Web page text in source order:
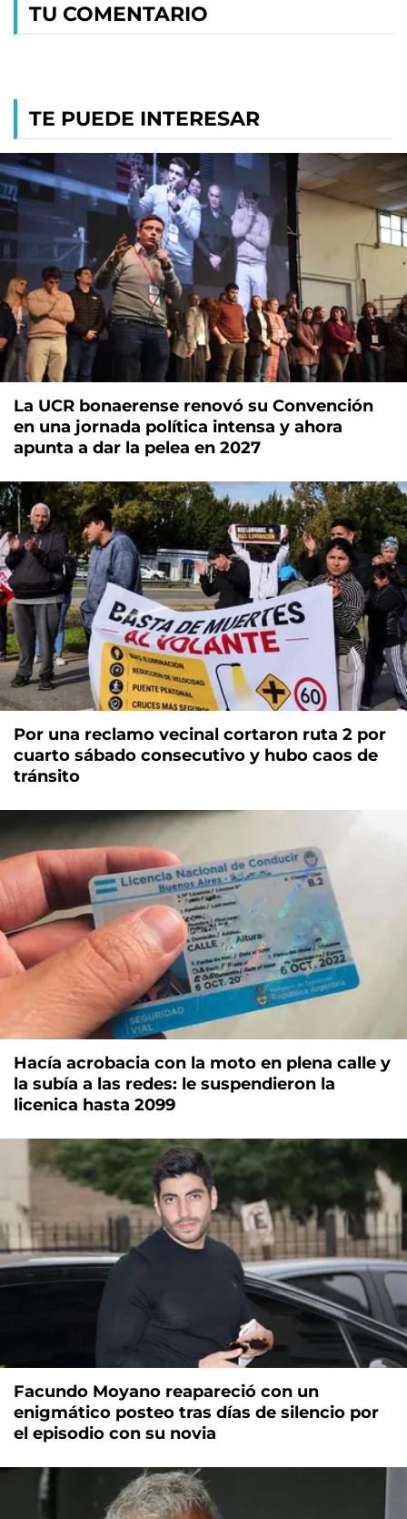
TU COMENTARIO
TE PUEDE INTERESAR
La UCR bonaerense renovó su Convención
en una jornada política intensa y ahora
apunta a dar la pelea en 2027
Por una reclamo vecinal cortaron ruta 2 por
cuarto sábado consecutivo y hubo caos de
tránsito
Hacía acrobacia con la moto en plena calle y
la subía a las redes: le suspendieron la
licenica hasta 2099
Facundo Moyano reapareció con un
enigmático posteo tras días de silencio por
el episodio con su novia